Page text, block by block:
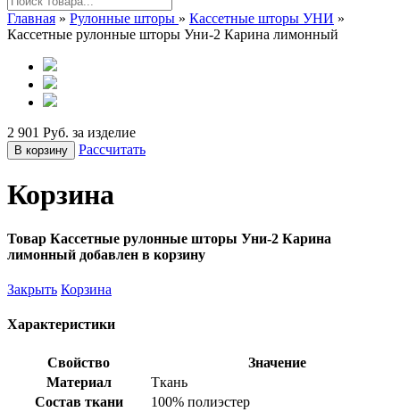
Главная » Рулонные шторы » Кассетные шторы УНИ »
Кассетные рулонные шторы Уни-2 Карина лимонный
2 901 Руб. за изделие
В корзину Рассчитать
Корзина
Товар Кассетные рулонные шторы Уни-2 Карина
лимонный добавлен в корзину
Закрыть Корзина
Характеристики
Свойство
Значение
Материал
Ткань
Состав ткани
100% полиэстер